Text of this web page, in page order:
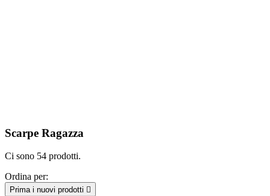
Scarpe Ragazza
Ci sono 54 prodotti.
Ordina per:
Prima i nuovi prodotti 